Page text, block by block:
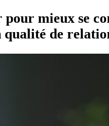
pour mieux se
qualité de